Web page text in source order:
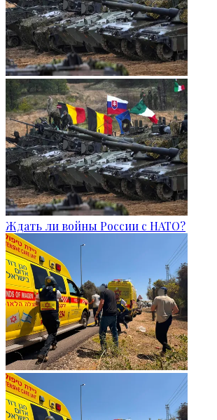
Ждать ли войны России с НАТО?